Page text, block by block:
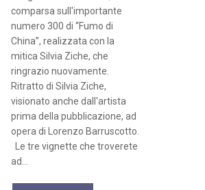
comparsa sull'importante
numero 300 di “Fumo di
China”, realizzata con la
mitica Silvia Ziche, che
ringrazio nuovamente.
Ritratto di Silvia Ziche,
visionato anche dall'artista
prima della pubblicazione, ad
opera di Lorenzo Barruscotto.
Le tre vignette che troverete
ad...